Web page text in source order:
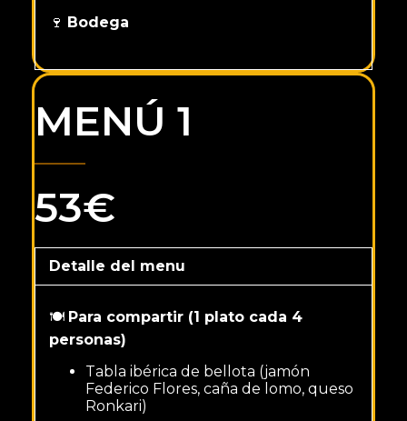
🍷 Bodega
MENÚ 1
53€
Detalle del menu
🍽️ Para compartir (1 plato cada 4
personas)
Tabla ibérica de bellota (jamón
Federico Flores, caña de lomo, queso
Ronkari)